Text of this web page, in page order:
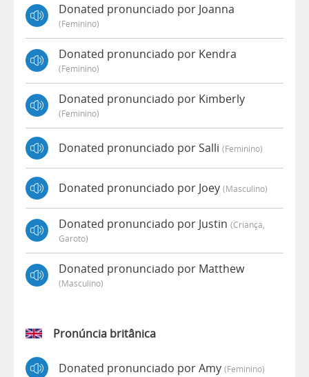
Donated pronunciado por Joanna
(feminino)
Donated pronunciado por Kendra
(feminino)
Donated pronunciado por Kimberly
(feminino)
Donated pronunciado por Salli (feminino)
Donated pronunciado por Joey (masculino)
Donated pronunciado por Justin (criança,
Garoto)
Donated pronunciado por Matthew
(masculino)
Pronúncia britânica
Donated pronunciado por Amy (feminino)